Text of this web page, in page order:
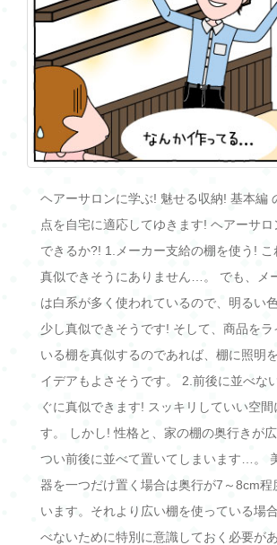
ヘアーサロンに学ぶ! 魅せる収納! 基本編
点を自宅に適応してゆきます! ヘアーサ
できるか?! 1.メーカー支給の棚を使う!
真似できそうにありません…。 でも、メ
は白系が多く使われているので、明るい
少し真似できそうです! そして、商品を
いる棚を真似するのであれば、棚に照明
イデアもよさそうです。 2.前後に並べな
ぐに真似できます! スッキリしていい空
す。 しかし! 性格と、家の棚の奥行きが広
つい前後に並べて置いてしまいます…。
器を一つだけ置く場合は奥行が7～8cm程
います。それより広い棚を使っている場
べないために特別に意識しておく必要が